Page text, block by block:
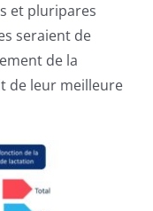
et pluripares
seraient de
de la
de leur meilleure